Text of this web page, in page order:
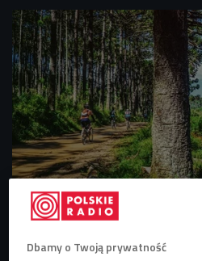
W Polsce jest wiele pięknych tras rowerowych.
Rowerem na malowniczy szlak
Dbamy o Twoją prywatność